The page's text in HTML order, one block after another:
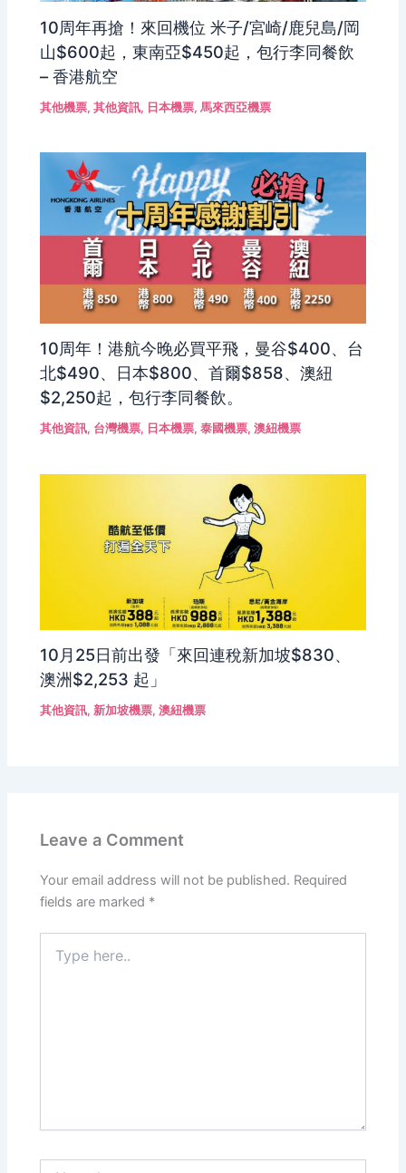
10周年再搶！來回機位 米子/宮崎/鹿兒島/岡
山$600起，東南亞$450起，包行李同餐飲
– 香港航空
其他機票,其他資訊, 日本機票,馬來西亞機票
10周年！港航今晚必買平飛，曼谷$400、台
北$490、日本$800、首爾$858、澳紐
$2,250起，包行李同餐飲。
其他資訊, 台灣機票, 日本機票,泰國機票,澳紐機票
10月25日前出發「來回連稅新加坡$830、
澳洲$2,253 起」
其他資訊,新加坡機票,澳紐機票
Leave a Comment
Your email address will not be published. Required
fields are marked *
here..